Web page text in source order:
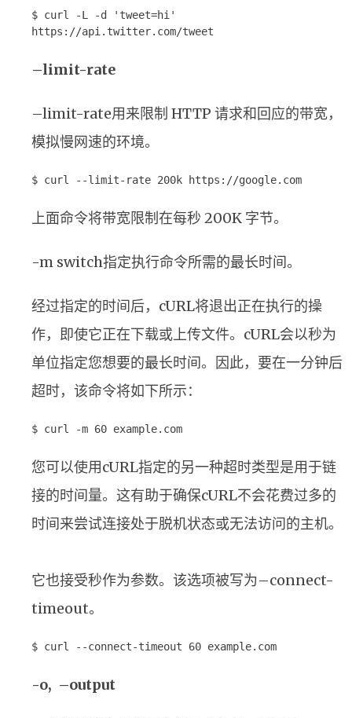
$ curl -L -d 'tweet=hi'
https://api.twitter.com/tweet
–limit-rate
–limit-rate用来限制 HTTP 请求和回应的带宽，
模拟慢网速的环境。
$ curl --limit-rate 200k https://google.com
上面命令将带宽限制在每秒 200K 字节。
-m switch指定执行命令所需的最长时间。
经过指定的时间后，cURL将退出正在执行的操
作，即使它正在下载或上传文件。cURL会以秒为
单位指定您想要的最长时间。因此，要在一分钟后
超时，该命令将如下所示：
$ curl -m 60 example.com
您可以使用cURL指定的另一种超时类型是用于链
接的时间量。这有助于确保cURL不会花费过多的
时间来尝试连接处于脱机状态或无法访问的主机。
它也接受秒作为参数。该选项被写为–connect-
timeout。
$ curl --connect-timeout 60 example.com
-o, –output